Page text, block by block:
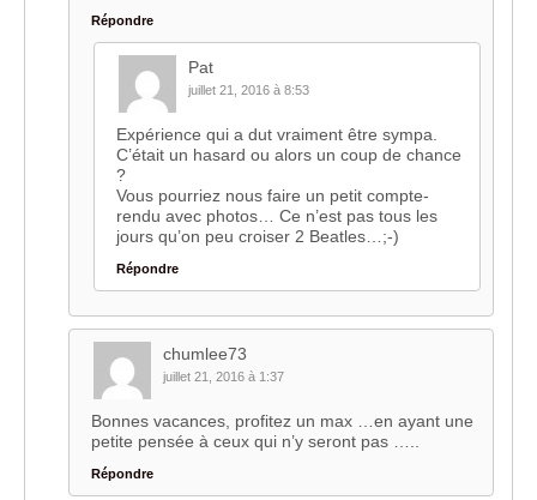
Répondre
Pat
juillet 21, 2016 à 8:53
Expérience qui a dut vraiment être sympa.
C’était un hasard ou alors un coup de chance
?
Vous pourriez nous faire un petit compte-
rendu avec photos… Ce n’est pas tous les
jours qu’on peu croiser 2 Beatles…;-)
Répondre
chumlee73
juillet 21, 2016 à 1:37
Bonnes vacances, profitez un max …en ayant une
petite pensée à ceux qui n’y seront pas …..
Répondre